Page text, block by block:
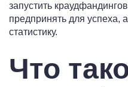
запустить
предпринять для успеха,
статистику.
Что